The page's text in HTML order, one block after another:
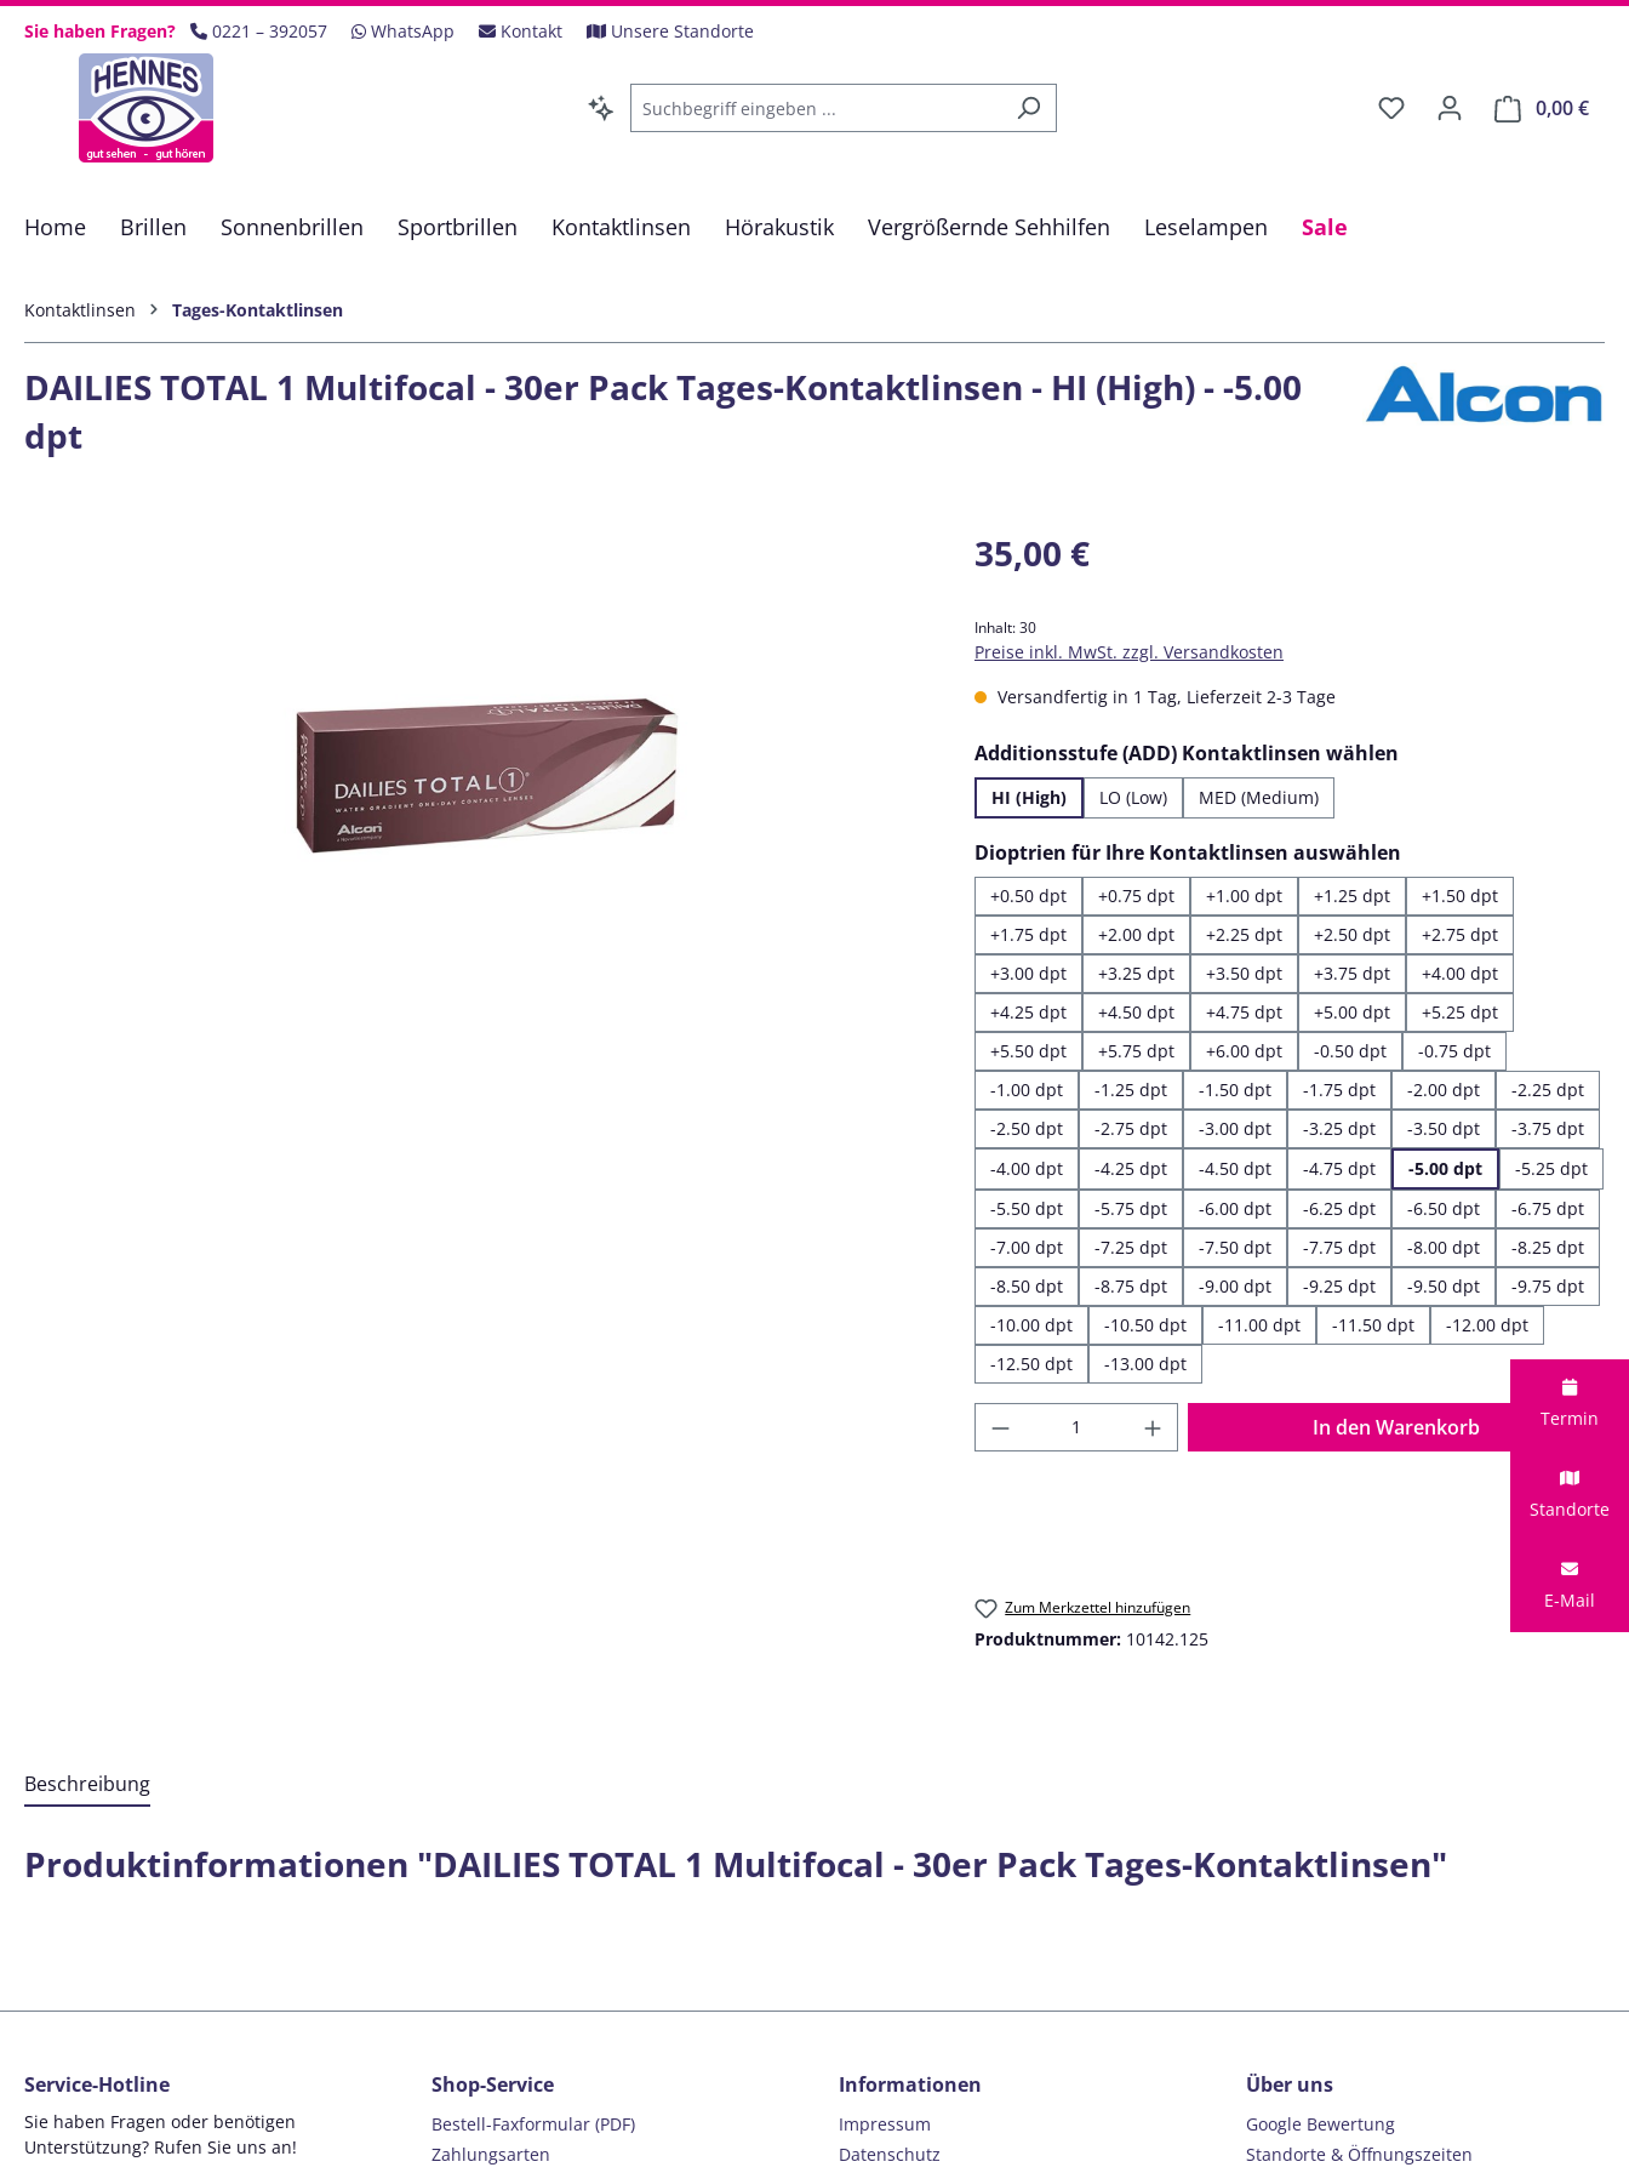
Hauptinhalt springen
Zur Suche springen
Zur Hauptnavigation springen
Sie haben Fragen? 0221 – 392057 WhatsApp Kontakt Unsere Standorte
0,00 €
Home Brillen Sonnenbrillen Sportbrillen Kontaktlinsen Hörakustik Vergrößernde Sehhilfen Leselampen Sale
Kontaktlinsen Tages-Kontaktlinsen
DAILIES TOTAL 1 Multifocal - 30er Pack Tages-Kontaktlinsen - HI (High) - -5.00
dpt
Regulärer Preis:
35,00 €
Inhalt:30
Preise inkl. MwSt. zzgl. Versandkosten
Versandfertig in 1 Tag, Lieferzeit 2-3 Tage
Additionsstufe (ADD) Kontaktlinsen wählen
HI (High) LO (Low) MED (Medium)
Dioptrien für Ihre Kontaktlinsen auswählen
+0.50 dpt +0.75 dpt +1.00 dpt +1.25 dpt
+1.50 dpt
+1.75 dpt
+2.00 dpt +2.25 dpt +2.50 dpt
+2.75 dpt
+3.00 dpt
+3.25 dpt +3.50 dpt +3.75 dpt
+4.00 dpt
+4.25 dpt
+4.50 dpt +4.75 dpt +5.00 dpt
+5.25 dpt
+5.50 dpt
+5.75 dpt +6.00 dpt -0.50 dpt
-0.75 dpt
-1.00 dpt
-1.25 dpt -1.50 dpt -1.75 dpt -2.00 dpt
-2.25 dpt
-2.50 dpt
-2.75 dpt -3.00 dpt -3.25 dpt -3.50 dpt
-3.75 dpt
-4.00 dpt
-4.25 dpt -4.50 dpt -4.75 dpt -5.00 dpt
-5.25 dpt
-5.50 dpt
-5.75 dpt -6.00 dpt -6.25 dpt -6.50 dpt
-6.75 dpt
-7.00 dpt
-7.25 dpt -7.50 dpt -7.75 dpt -8.00 dpt
-8.25 dpt
-8.50 dpt
-8.75 dpt -9.00 dpt -9.25 dpt -9.50 dpt
-9.75 dpt
-10.00 dpt
-10.50 dpt -11.00 dpt -11.50 dpt
-12.00 dpt
-12.50 dpt
-13.00 dpt
Produkt Anzahl: Gib den gewünschten Wert
In den Warenkorb
Zum Merkzettel hinzufügen
Produktnummer: 10142.125
Beschreibung
Produktinformationen "DAILIES TOTAL 1 Multifocal - 30er Pack Tages-Kontaktlinsen"
Termin
Standorte
E-Mail
Service-Hotline
Sie haben Fragen oder benötigen
Unterstützung? Rufen Sie uns an!
Shop-Service
Bestell-Faxformular (PDF)
Zahlungsarten
Informationen
Impressum
Datenschutz
Über uns
Google Bewertung
Standorte & Öffnungszeiten